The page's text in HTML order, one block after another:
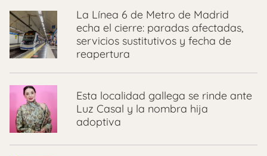
La Línea 6 de Metro de Madrid
echa el cierre: paradas afectadas,
servicios sustitutivos y fecha de
reapertura
Esta localidad gallega se rinde ante
Luz Casal y la nombra hija
adoptiva